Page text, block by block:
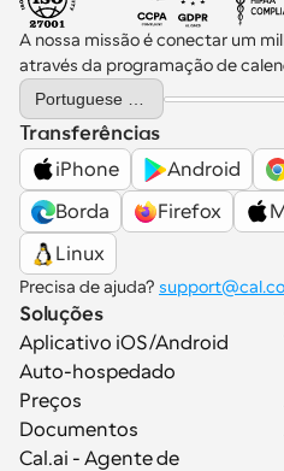
A nossa missão é conectar um
através da programação de
Select Language
Transferências
iPhone
Android
Borda
Firefox
Linux
Precisa de ajuda?
Soluções
Aplicativo iOS/Android
Auto-hospedado
Preços
Documentos
Cal.ai - Agente de